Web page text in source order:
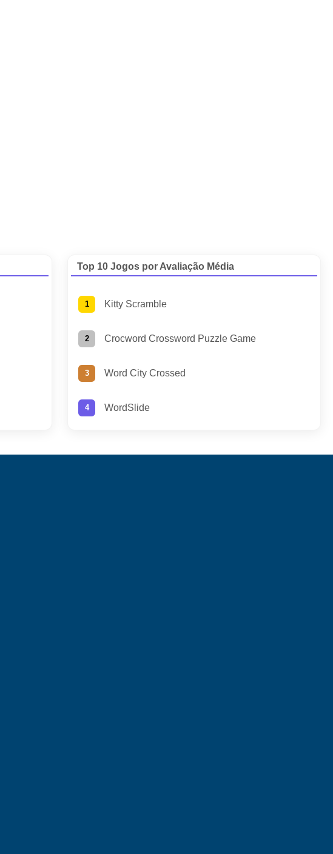
Top 10 Jogos por Avaliação Média
Kitty Scramble
Crocword Crossword Puzzle Game
Word City Crossed
WordSlide